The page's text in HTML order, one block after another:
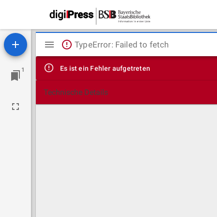
1
Mirador
Viewer
TypeError: Failed to fetch
Es ist ein Fehler aufgetreten
Technische Details